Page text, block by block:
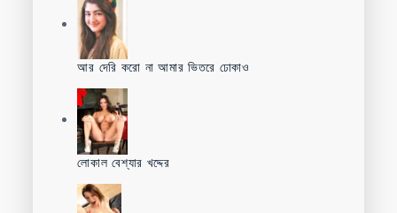
আর দেরি করো না আমার ভিতরে ঢোকাও
লোকাল বেশ্যার খদ্দের